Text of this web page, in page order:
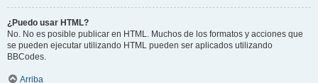
¿Puedo usar HTML?
No. No es posible publicar en HTML. Muchos de los formatos y acciones que
se pueden ejecutar utilizando HTML pueden ser aplicados utilizando
BBCodes.
Arriba